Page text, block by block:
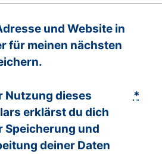
und Website in
für meinen nächsten
Nutzung dieses
erklärst du dich
Speicherung und
deiner Daten
*